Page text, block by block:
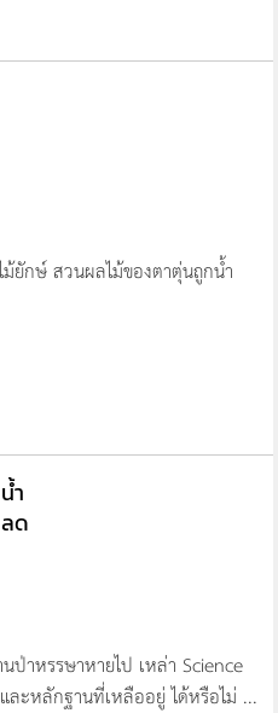
ยักษ์ สวนผลไม้ของตาตุ่นถูกน้ำ
น้ำ
ลด
าหรรษาหายไ­ป เหล่า Science
ละหลักฐานที่เหลืออยู่ ได้หรือไม่ ...